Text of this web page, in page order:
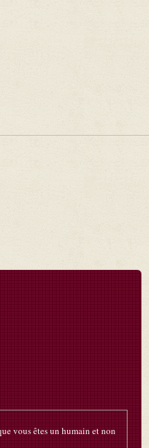
vous êtes un humain et non